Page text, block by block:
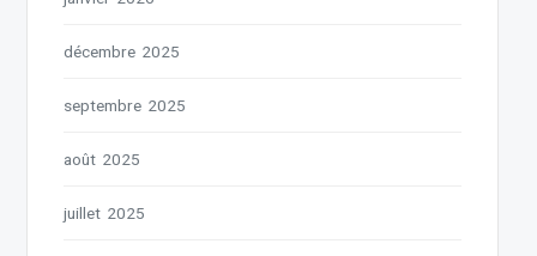
décembre 2025
septembre 2025
août 2025
juillet 2025